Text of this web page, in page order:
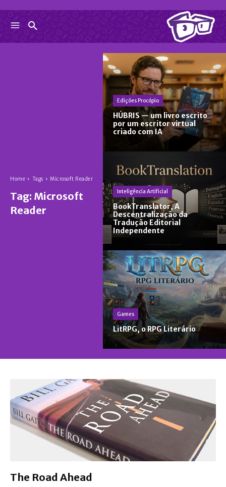
Home Tags Microsoft Reader
Tag: Microsoft
Reader
Edições Procópio
HÚBRIS — um livro escrito
por um escritor virtual
criado com IA
Inteligência Artificial
BookTranslator, A
Descentralização da
Tradução Editorial
Independente
Games
LitRPG, o RPG Literário
The Road Ahead